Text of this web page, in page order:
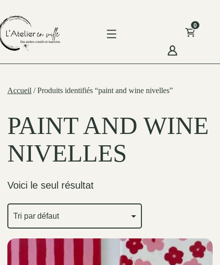
to
content
0
Accueil / Produits identifiés “paint and wine nivelles”
PAINT AND WINE
NIVELLES
Voici le seul résultat